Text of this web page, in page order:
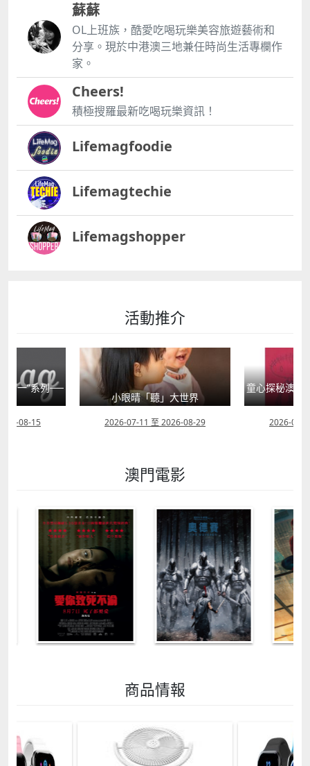
蘇蘇
OL上班族，酷愛吃喝玩樂美容旅遊藝術和
分享。現於中港澳三地兼任時尚生活專欄作
家。
Cheers!
積極搜羅最新吃喝玩樂資訊！
Lifemagfoodie
Lifemagtechie
Lifemagshopper
活動推介
大世界
08-29
童心探秘澳門的“中國第一”系列──
西式大學
2026-07-11 至 2026-08-08
嬰幼兒親子閱
2026-07-
澳門電影
商品情報